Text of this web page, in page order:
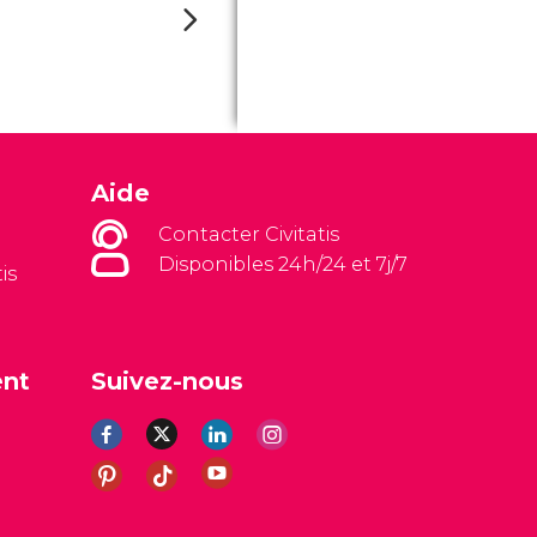
Aide
Contacter Civitatis
Disponibles 24h/24 et 7j/7
Suivez-nous